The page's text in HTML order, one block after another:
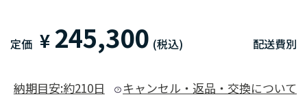
定価 ¥ 245,300 (税込) 配送費別
納期目安:約210日 キャンセル・返品・交換について